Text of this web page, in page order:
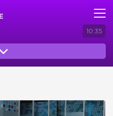
10:35